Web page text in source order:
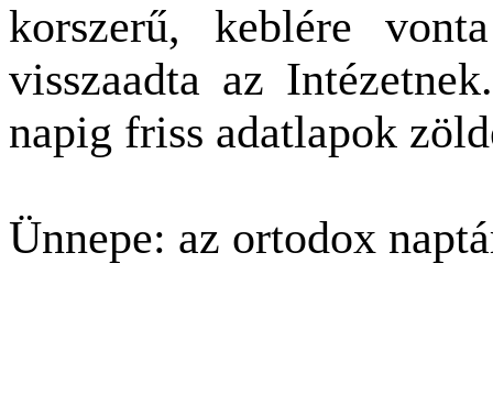
korszerű, keblére
visszaadta az
napig friss adatlapok
Ünnepe: az ortodox